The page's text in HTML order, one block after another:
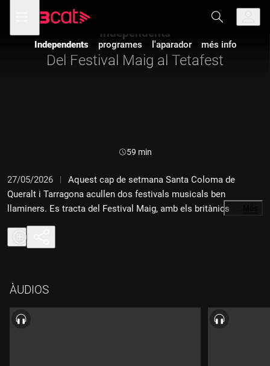
navegació
principal
menú
de
Independents programes l'aparador més info
Independents
Del Festival Maig al Tetafest
Durada:
59 min
27/05/2026
Aquest cap de setmana Santa Coloma de
Queralt i Tarragona acullen dos festivals musicals ben
llaminers. Es tracta del Festival Maig, amb els britànics
Temples de caps de cartell, i el Tetafest, el Festival de Música
Feminista, amb Lia Kali i Queralt Lahoz. En parlem amb els
seus responsables.
ÀUDIOS